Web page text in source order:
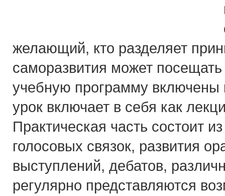
желающий, кто разделяет
саморазвития может
учебную программу включены
урок включает в себя как
Практическая часть состоит
голосовых связок, развития
выступлений, дебатов,
регулярно представляются